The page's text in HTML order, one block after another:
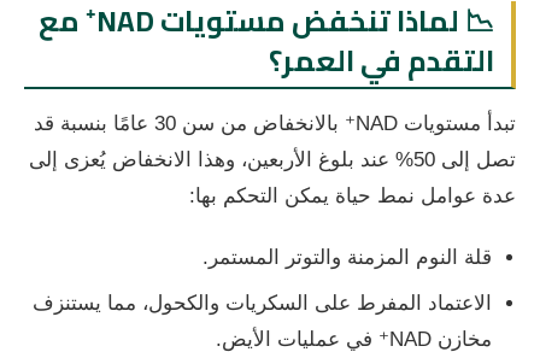
📉 لماذا تنخفض مستويات NAD⁺ مع
التقدم في العمر؟
تبدأ مستويات NAD⁺ بالانخفاض من سن 30 عامًا بنسبة قد
تصل إلى 50% عند بلوغ الأربعين، وهذا الانخفاض يُعزى إلى
عدة عوامل نمط حياة يمكن التحكم بها:
قلة النوم المزمنة والتوتر المستمر.
الاعتماد المفرط على السكريات والكحول، مما يستنزف
مخازن NAD⁺ في عمليات الأيض.